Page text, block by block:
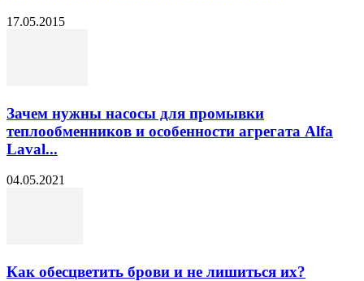
17.05.2015
Зачем нужны насосы для промывки
теплообменников и особенности агрегата Alfa
Laval...
04.05.2021
Как обесцветить брови и не лишиться их?